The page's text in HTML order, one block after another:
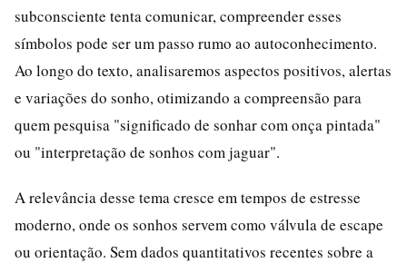
subconsciente tenta comunicar, compreender esses
símbolos pode ser um passo rumo ao autoconhecimento.
Ao longo do texto, analisaremos aspectos positivos, alertas
e variações do sonho, otimizando a compreensão para
quem pesquisa "significado de sonhar com onça pintada"
ou "interpretação de sonhos com jaguar".
A relevância desse tema cresce em tempos de estresse
moderno, onde os sonhos servem como válvula de escape
ou orientação. Sem dados quantitativos recentes sobre a